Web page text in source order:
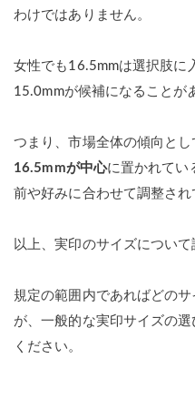
わけではありません。
女性でも16.5mmは選択肢に
15.0mmが候補になることが
つまり、市場全体の傾向とし
16.5mmが中心に置かれてい
前や好みに合わせて調整され
以上、実印のサイズについて
規定の範囲内であればどの
が、一般的な実印サイズの
ください。